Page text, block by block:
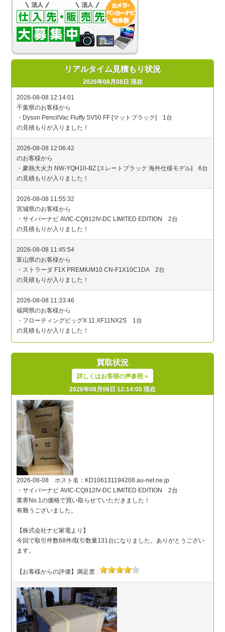
リアルタイム見積もり状況
2026年08月08日 現在
買取状況
詳しくはお客様の声参照 »
2026年08月08日 12:14:00 現在